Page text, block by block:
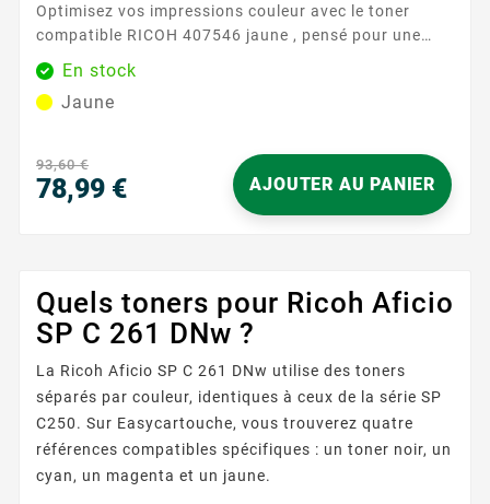
Optimisez vos impressions couleur avec le toner
compatible RICOH 407546 jaune , pensé pour une
compatibilité parfaite avec les imprimantes RICOH SP
C250 . Idéal pour les documents professionnels,
graphiques et visuels marketing, il assure une teinte
communication gagne en...
En stock
Jaune
93,60 €
78,99 € AJOUTER AU PANIER
Quels toners pour Ricoh Aficio
SP C 261 DNw ?
La Ricoh Aficio SP C 261 DNw utilise des toners
séparés par couleur, identiques à ceux de la série SP
C250. Sur Easycartouche, vous trouverez quatre
références compatibles spécifiques : un toner noir, un
cyan, un magenta et un jaune.